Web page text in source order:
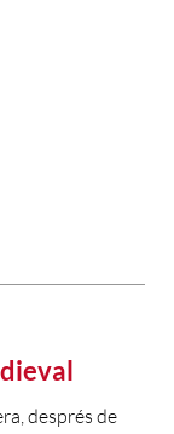
després de